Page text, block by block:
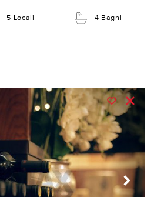
5 Locali 4 Bagni